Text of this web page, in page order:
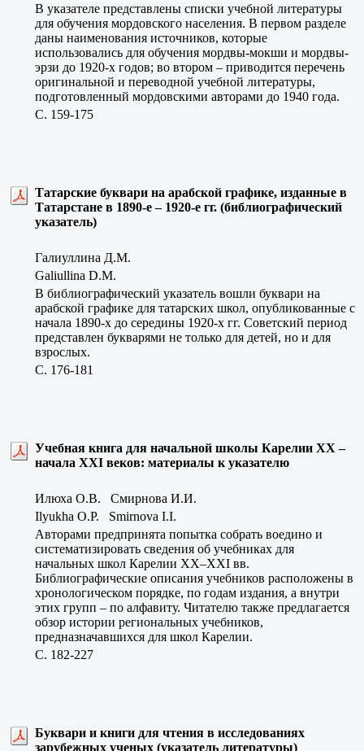
В указателе представлены списки учебной литературы
для обучения мордовского населения. В первом разделе
даны наименования источников, которые
использовались для обучения мордвы-мокши и мордвы-
эрзи до 1920-х годов; во втором – приводится перечень
оригинальной и переводной учебной литературы,
подготовленный мордовскими авторами до 1940 года.
C. 159-175
Татарские буквари на арабской графике, изданные в
Татарстане в 1890-е – 1920-е гг. (библиографический
указатель)
Галиуллина Д.М.
Galiullina D.M.
В библиографический указатель вошли буквари на
арабской графике для татарских школ, опубликованные с
начала 1890-х до середины 1920-х гг. Советский период
представлен букварями не только для детей, но и для
взрослых.
C. 176-181
Учебная книга для начальной школы Карелии XX –
начала XXI веков: материалы к указателю
Илюха О.В. Смирнова И.И.
Ilyukha O.P. Smirnova I.I.
Авторами предпринята попытка собрать воедино и
систематизировать сведения об учебниках для
начальных школ Карелии XX–XXI вв.
Библиографические описания учебников расположены в
хронологическом порядке, по годам издания, а внутри
этих групп – по алфавиту. Читателю также предлагается
обзор истории региональных учебников,
предназначавшихся для школ Карелии.
C. 182-227
Буквари и книги для чтения в исследованиях
зарубежных ученых (указатель литературы)